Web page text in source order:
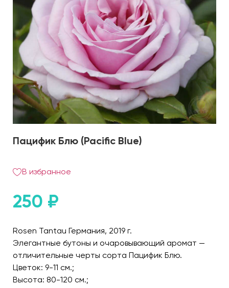
Пацифик Блю (Pacific Blue)
В избранное
250 ₽
Rosen Tantau Германия, 2019 г.
Элегантные бутоны и очаровывающий аромат —
отличительные черты сорта Пацифик Блю.
Цветок: 9-11 см.;
Высота: 80-120 см.;